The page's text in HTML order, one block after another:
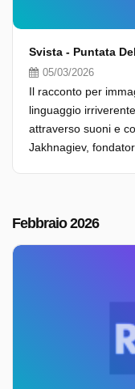
Svista - Puntata
05/03/2026
Il racconto per
linguaggio
attraverso suoni e
Jakhnagiev,
Febbraio 2026